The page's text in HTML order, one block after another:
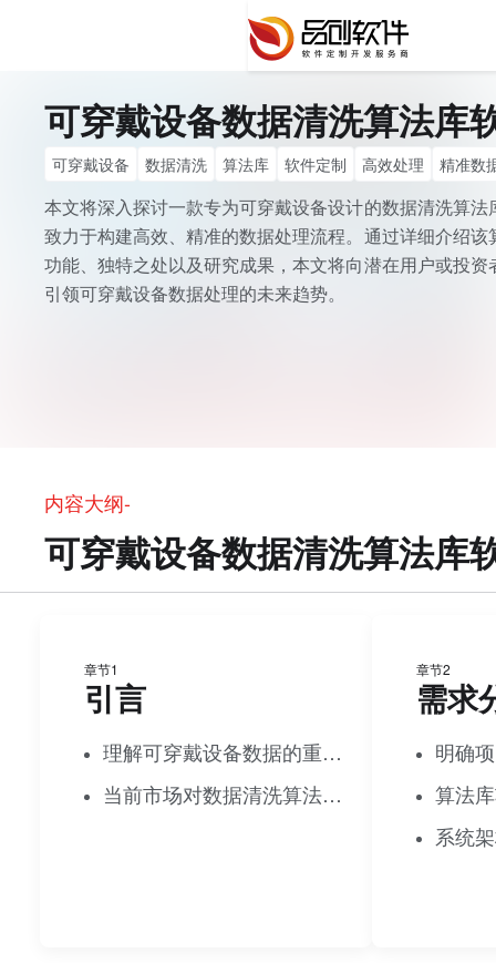
可穿戴设备数据清洗算法库
可穿戴设备 数据清洗 算法库 软件定制 高效处理 精准数
本文将深入探讨一款专为可穿戴设备设计的数据清洗算
致力于构建高效、精准的数据处理流程。通过详细介绍
功能、独特之处以及研究成果，本文将向潜在用户或投
引领可穿戴设备数据处理的未来趋势。
内容大纲-
可穿戴设备数据清洗算法库
章节1
引言
理解可穿戴设备数据的重要性
当前市场对数据清洗算法的需求
章节2
需求
明确
算法
系统